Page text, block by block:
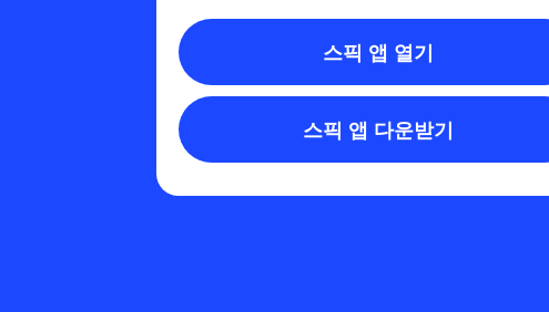
스픽 앱 열기
스픽 앱 다운받기